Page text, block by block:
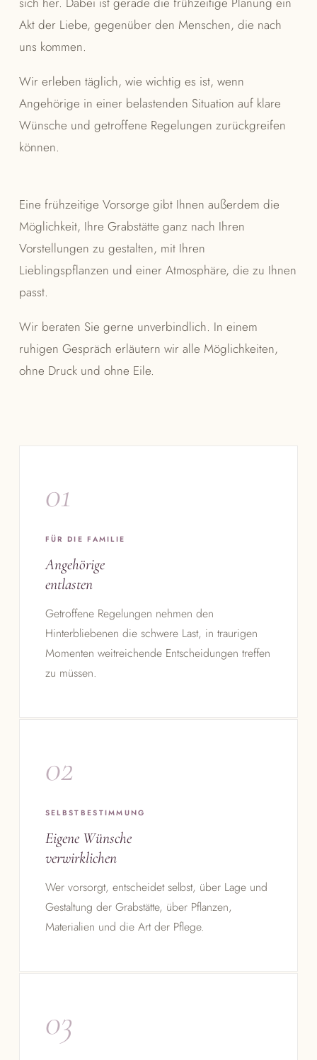
Akt der Liebe, gegenüber den Menschen, die nach
uns kommen.
Wir erleben täglich, wie wichtig es ist, wenn
Angehörige in einer belastenden Situation auf klare
Wünsche und getroffene Regelungen zurückgreifen
können.
Eine frühzeitige Vorsorge gibt Ihnen außerdem die
Möglichkeit, Ihre Grabstätte ganz nach Ihren
Vorstellungen zu gestalten, mit Ihren
Lieblingspflanzen und einer Atmosphäre, die zu Ihnen
passt.
Wir beraten Sie gerne unverbindlich. In einem
ruhigen Gespräch erläutern wir alle Möglichkeiten,
ohne Druck und ohne Eile.
01
FÜR DIE FAMILIE
Angehörige
entlasten
Getroffene Regelungen nehmen den
Hinterbliebenen die schwere Last, in traurigen
Momenten weitreichende Entscheidungen treffen
zu müssen.
02
SELBSTBESTIMMUNG
Eigene Wünsche
verwirklichen
Wer vorsorgt, entscheidet selbst, über Lage und
Gestaltung der Grabstätte, über Pflanzen,
Materialien und die Art der Pflege.
03